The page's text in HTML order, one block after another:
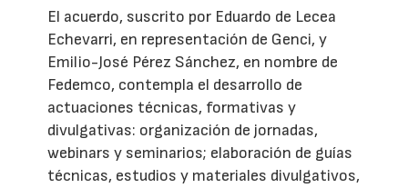
El acuerdo, suscrito por Eduardo de Lecea
Echevarri, en representación de Genci, y
Emilio-José Pérez Sánchez, en nombre de
Fedemco, contempla el desarrollo de
actuaciones técnicas, formativas y
divulgativas: organización de jornadas,
webinars y seminarios; elaboración de guías
técnicas, estudios y materiales divulgativos,